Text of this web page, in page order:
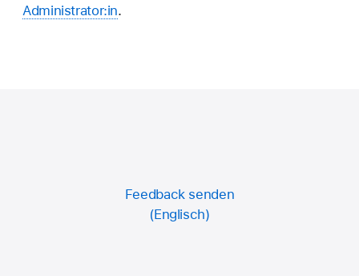
Administrator:in.
Feedback senden